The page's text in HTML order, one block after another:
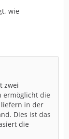
wie
zwei
ermöglicht die
liefern in der
Dies ist das
die